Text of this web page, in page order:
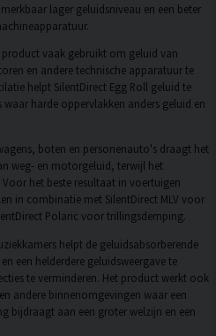
lager geluidsniveau en een beter
vaak gebruikt om geluid van
en andere technische apparatuur te
helpt SilentDirect Egg Roll geluid te
harde oppervlakken anders geluid en
boten en personenauto's draagt het
weg- en motorgeluid, terwijl het
het beste resultaat in voertuigen
in combinatie met SilentDirect MLV voor
Polaric voor trillingsdemping.
helpt de geluidsabsorberende
een helderdere geluidsweergave te
te verminderen. Het product werkt ook
andere binnenomgevingen waar een
bijdraagt aan een groter welzijn en een